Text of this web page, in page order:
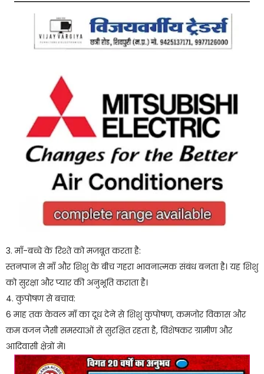
3. माँ-बच्चे के रिश्ते को मजबूत करता है:
स्तनपान से माँ और शिशु के बीच गहरा भावनात्मक संबंध बनता है। यह शिशु
को सुरक्षा और प्यार की अनुभूति कराता है।
4. कुपोषण से बचाव:
6 माह तक केवल माँ का दूध देने से शिशु कुपोषण, कमजोर विकास और
कम वजन जैसी समस्याओं से सुरक्षित रहता है, विशेषकर ग्रामीण और
आदिवासी क्षेत्रों में।